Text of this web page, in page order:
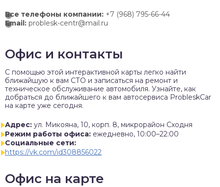
Все телефоны компании: +7 (968) 795-66-44
Email: problesk-centr@mail.ru
Офис и контакты
C помощью этой интерактивной карты легко найти
ближайшую к вам СТО и записаться на ремонт и
техническое обслуживание автомобиля. Узнайте, как
добраться до ближайшего к вам автосервиса ProbleskCar
на карте уже сегодня.
Адрес: ул. Микояна, 10, корп. 8, микрорайон Сходня
Режим работы офиса: ежедневно, 10:00–22:00
Социальные сети:
https://vk.com/id308856022
Офис на карте